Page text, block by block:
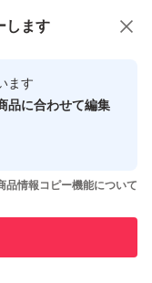
ユーザーです
せた実績があります
績があります
します
ます
品に合わせて編集
品情報コピー機能について